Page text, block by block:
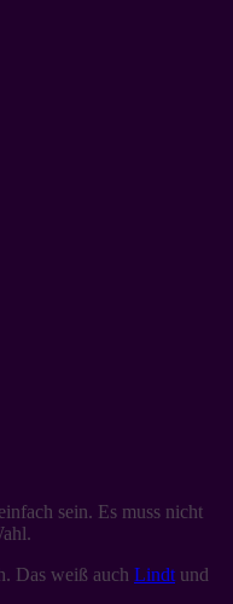
sein. Es muss nicht
Das weiß auch Lindt und